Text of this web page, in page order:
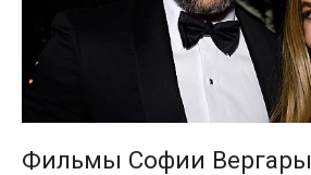
Фильмы Софии Вергары